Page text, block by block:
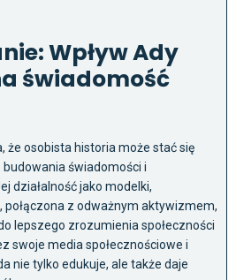
Wpływ Ady
świadomość
że osobista historia może stać się
świadomości i
działalność jako modelki,
połączona z odważnym aktywizmem,
lepszego zrozumienia społeczności
swoje media społecznościowe i
nie tylko edukuje, ale także daje